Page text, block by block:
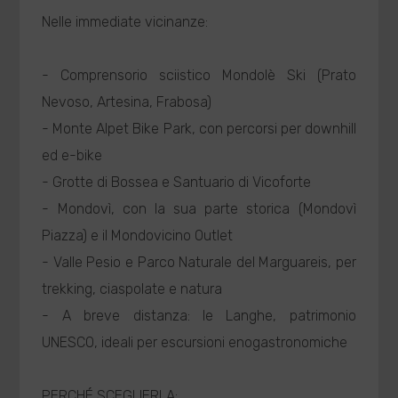
Nelle immediate vicinanze:
- Comprensorio sciistico Mondolè Ski (Prato
Nevoso, Artesina, Frabosa)
- Monte Alpet Bike Park, con percorsi per downhill
ed e-bike
- Grotte di Bossea e Santuario di Vicoforte
- Mondovì, con la sua parte storica (Mondovì
Piazza) e il Mondovicino Outlet
- Valle Pesio e Parco Naturale del Marguareis, per
trekking, ciaspolate e natura
- A breve distanza: le Langhe, patrimonio
UNESCO, ideali per escursioni enogastronomiche